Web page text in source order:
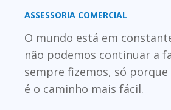
ASSESSORIA COMERCIAL
O mundo está em
não podemos continuar a
sempre fizemos, só
é o caminho mais fácil.